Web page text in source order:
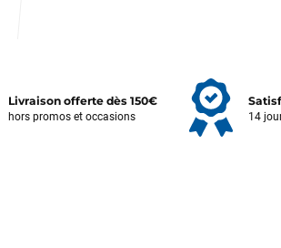
Livraison offerte dès 150€
hors promos et occasions 14
Votre satisfaction est notre priorité !
Découvrez quelques uns de vos